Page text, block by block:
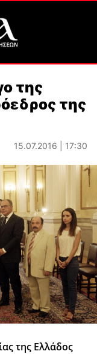
της
της
15.07.2016 | 17:30
της Ελλάδος